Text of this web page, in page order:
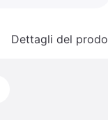
Dettagli del